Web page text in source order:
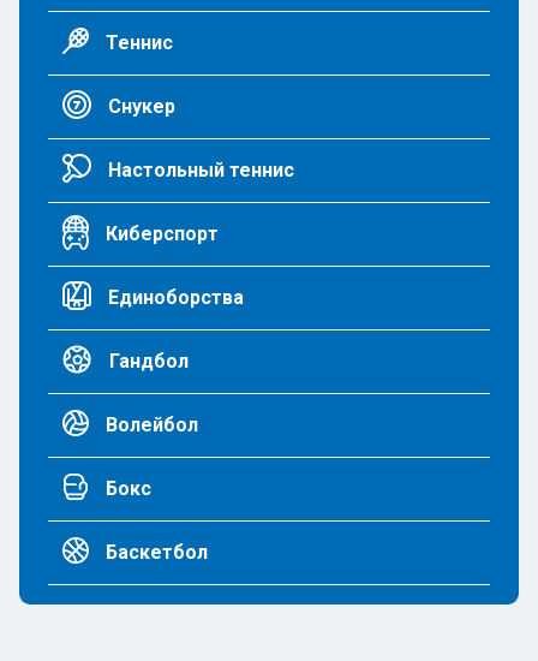
Теннис
Снукер
Настольный теннис
Киберспорт
Единоборства
Гандбол
Волейбол
Бокс
Баскетбол